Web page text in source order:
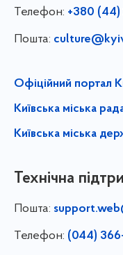
Телефон: +380 (44)
Пошта:
Офіційний портал
Київська міська
Київська міська
Технічна
Пошта:
Телефон: (044)